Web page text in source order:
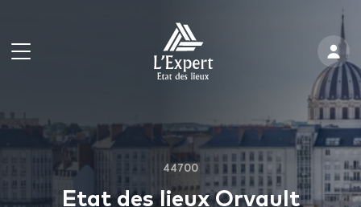
44700
Etat des lieux Orvault